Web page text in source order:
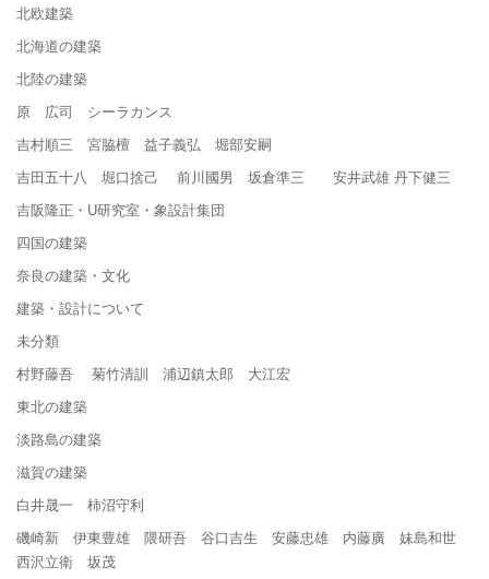
北欧建築
北海道の建築
北陸の建築
原 広司 シーラカンス
吉村順三 宮脇檀 益子義弘 堀部安嗣
吉田五十八 堀口捨己 前川國男 坂倉準三 安井武雄 丹下健三
吉阪隆正・U研究室・象設計集団
四国の建築
奈良の建築・文化
建築・設計について
未分類
村野藤吾 菊竹清訓 浦辺鎮太郎 大江宏
東北の建築
淡路島の建築
滋賀の建築
白井晟一 柿沼守利
磯崎新 伊東豊雄 隈研吾 谷口吉生 安藤忠雄 内藤廣 妹島和世
西沢立衛 坂茂